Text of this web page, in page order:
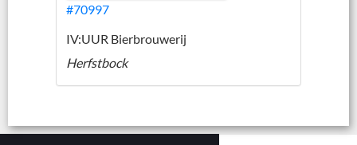
#70997
IV:UUR Bierbrouwerij
Herfstbock